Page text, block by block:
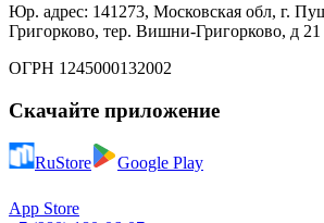
Юр. адрес: 141273, Московская обл, г.
Григорково, тер. Вишни-Григорково, д 21
ОГРН 1245000132002
Скачайте приложение
RuStore Google Play
App Store